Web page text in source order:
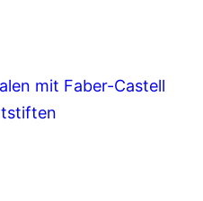
mit Faber-Castell